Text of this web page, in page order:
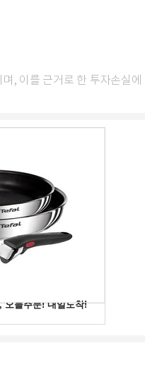
, 이를 근거로 한 투자손실에